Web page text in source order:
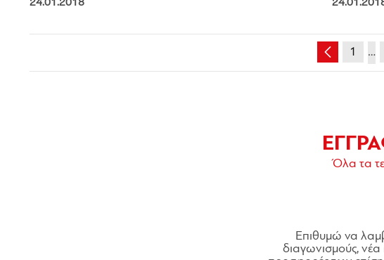
24.01.2018
1 …
Όλα τα
Επιθυμώ να
διαγωνισμούς, νέα